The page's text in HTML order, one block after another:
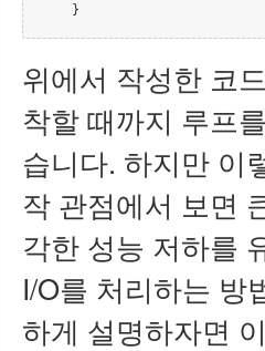
    }
위에서 작성한 코
착할 때까지 루프
습니다. 하지만 이
작 관점에서 보면
각한 성능 저하를
I/O를 처리하는 방
하게 설명하자면